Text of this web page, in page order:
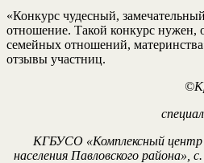
«Конкурс чудесный,
отношение. Такой конкурс нужен,
семейных отношений,
отзывы участниц.
КГБУСО «Комплексный центр
населения Павловского района»,